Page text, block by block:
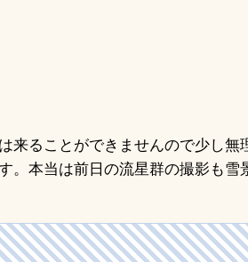
来ることができませんので少し無
。本当は前日の流星群の撮影も雪